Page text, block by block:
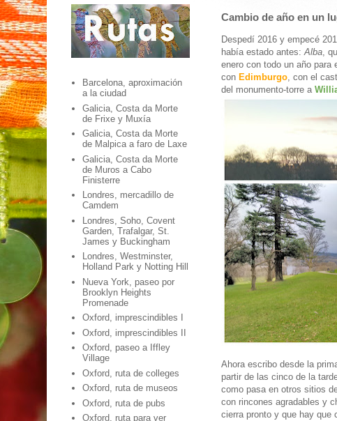
Cambio de año en un
Despedí 2016 y empecé
había estado antes:Alba,
enero con todo un año para
con Edimburgo, con el
del monumento-torre a
Ahora escribo desde la
partir de las cinco de la
como pasa en otros sitios
con rincones agradables y
cierra pronto y que hay que
Barcelona, aproximación
a la ciudad
Galicia, Costa da Morte
de Frixe y Muxía
Galicia, Costa da Morte
de Malpica a faro de Laxe
Galicia, Costa da Morte
de Muros a Cabo
Finisterre
Londres, mercadillo de
Camdem
Londres, Soho, Covent
Garden, Trafalgar, St.
James y Buckingham
Londres, Westminster,
Holland Park y Notting Hill
Nueva York, paseo por
Brooklyn Heights
Promenade
Oxford, imprescindibles I
Oxford, imprescindibles II
Oxford, paseo a Iffley
Village
Oxford, ruta de colleges
Oxford, ruta de museos
Oxford, ruta de pubs
Oxford, ruta para ver